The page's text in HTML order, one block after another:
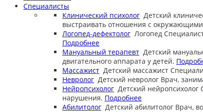
Специалисты
Клинический психолог Детский
выстраивать отношения с
Логопед-дефектолог Логопед
Подробнее
Мануальный терапевт Детский
двигательного аппарата у детей.
Массажист Детский массажист
Невролог Детский невролог Врач,
Нейропсихолог Детский нейропсихолог
нарушения. Подробнее
Абилитолог Детский абилитолог Врач,